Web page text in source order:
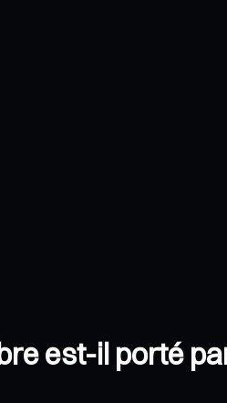
est-il porté